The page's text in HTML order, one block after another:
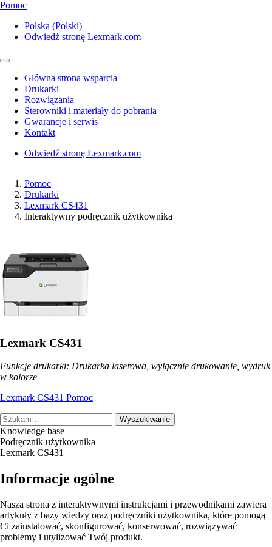
Pomoc
Polska (Polski)
Odwiedź stronę Lexmark.com
Główna strona wsparcia
Drukarki
Rozwiązania
Sterowniki i materiały do pobrania
Gwarancje i serwis
Kontakt
Odwiedź stronę Lexmark.com
Pomoc
Drukarki
Lexmark CS431
Interaktywny podręcznik użytkownika
Lexmark CS431
Funkcje drukarki: Drukarka laserowa, wyłącznie drukowanie, wydruk
w kolorze
Lexmark CS431 Pomoc
Wyszukiwanie
Knowledge base
Podręcznik użytkownika
Lexmark CS431
Informacje ogólne
Nasza strona z interaktywnymi instrukcjami i przewodnikami zawiera
artykuły z bazy wiedzy oraz podręczniki użytkownika, które pomogą
Ci zainstalować, skonfigurować, konserwować, rozwiązywać
problemy i utylizować Twój produkt.